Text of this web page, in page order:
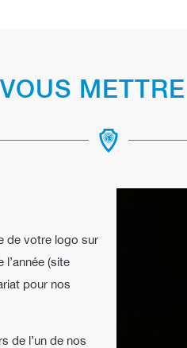
de votre logo sur
(site
pour nos
de l’un de nos